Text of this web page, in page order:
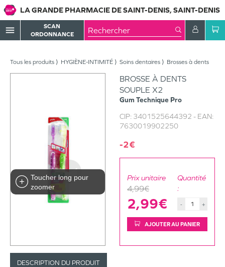
LA GRANDE PHARMACIE DE SAINT-DENIS, SAINT-DENIS
menu
SCAN
ORDONNANCE
Tous les produits HYGIÈNE-INTIMITÉ Soins dentaires Brosses à dents
Toucher long pour
zoomer
BROSSE À DENTS
SOUPLE X2
Gum Technique Pro
CIP: 3401525644392 - EAN:
7630019902250
-2€
Prix unitaire
4,99€
2,99€
Quantité
:
- +
AJOUTER AU PANIER
DESCRIPTION DU PRODUIT